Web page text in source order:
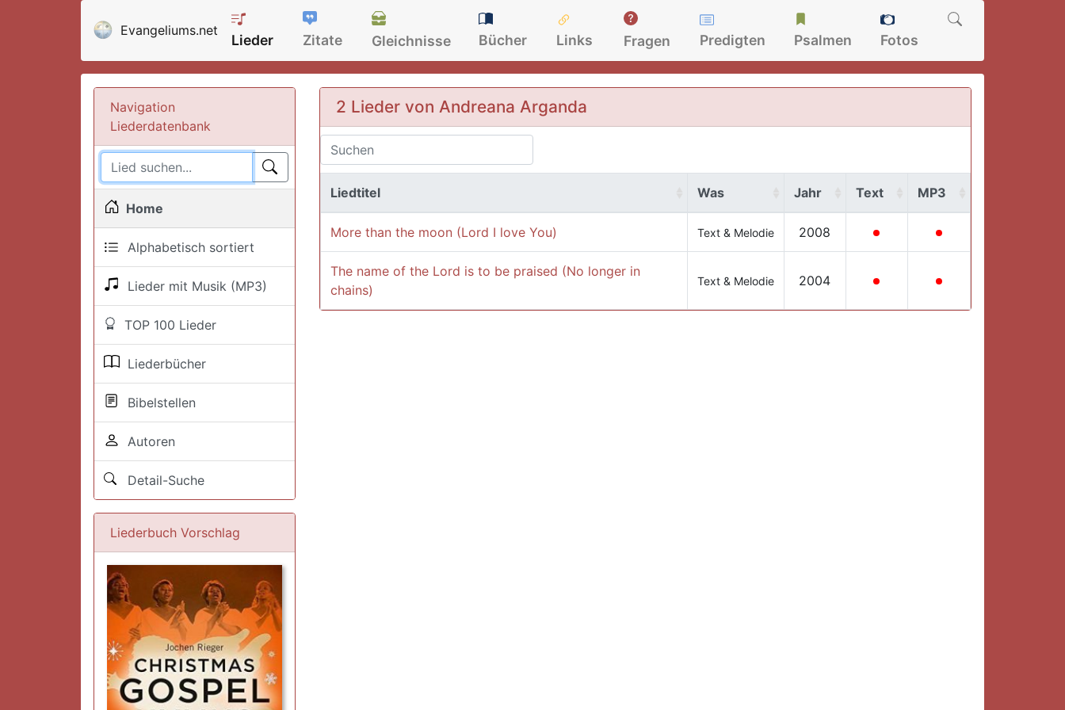
Evangeliums.net
Lieder Zitate Gleichnisse Bücher Links Fragen Predigten Psalmen Fotos
Navigation
Liederdatenbank
Home
Alphabetisch sortiert
Lieder mit Musik (MP3)
TOP 100 Lieder
Liederbücher
Bibelstellen
Autoren
Detail-Suche
Liederbuch Vorschlag
2 Lieder von Andreana Arganda
Liedtitel Was Jahr Text MP3
More than the moon (Lord I love You) Text & Melodie 2008
The name of the Lord is to be praised (No longer in
chains)
Text & Melodie 2004